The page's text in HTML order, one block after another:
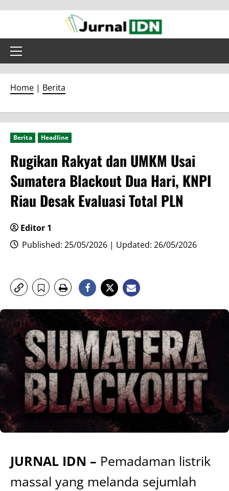
content
Primary
Home | Berita
Berita Headline
Rugikan Rakyat dan UMKM Usai
Sumatera Blackout Dua Hari, KNPI
Riau Desak Evaluasi Total PLN
Editor 1
Published: 25/05/2026 | Updated: 26/05/2026
JURNAL IDN – Pemadaman listrik
massal yang melanda sejumlah